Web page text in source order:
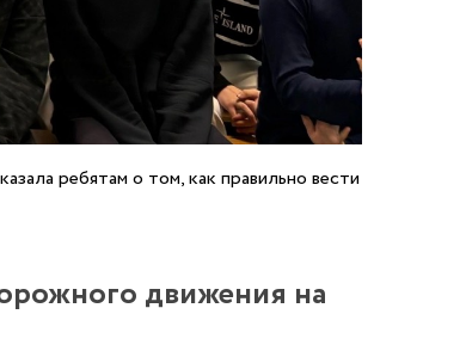
ребятам о том, как правильно вести
движения на